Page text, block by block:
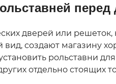
дверей или
создают магазину
рольставни
отдельно стоящих